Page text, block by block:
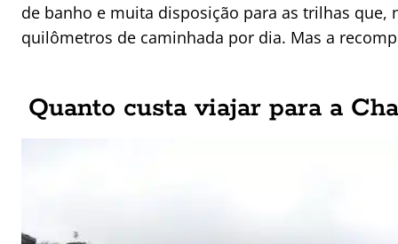
de banho e muita disposição para as trilhas que,
quilômetros de caminhada por dia. Mas a
Quanto custa viajar para a